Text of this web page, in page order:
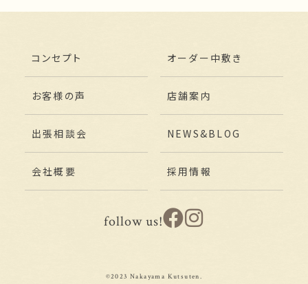
コンセプト オーダー中敷き
お客様の声 店舗案内
出張相談会 NEWS&BLOG
会社概要 採用情報
follow us!
©2023 Nakayama Kutsuten.